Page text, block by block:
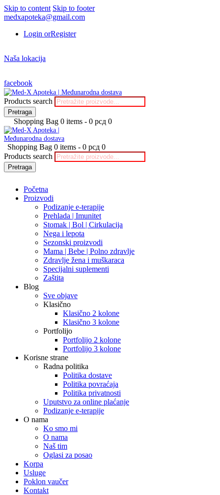
Skip to content Skip to footer
medxapoteka@gmail.com
Login orRegister
Naša lokacija
facebook
Products search
Pretraga
Shopping Bag 0 items - 0 рсд 0
Shopping Bag 0 items - 0 рсд 0
Products search
Pretraga
Početna
Proizvodi
Podizanje e-terapije
Prehlada | Imunitet
Stomak | Bol | Cirkulacija
Nega i lepota
Sezonski proizvodi
Mama | Bebe | Polno zdravlje
Zdravlje žena i muškaraca
Specijalni suplementi
Zaštita
Blog
Sve objave
Klasično
Klasično 2 kolone
Klasično 3 kolone
Portfolijo
Portfolijo 2 kolone
Portfolijo 3 kolone
Korisne strane
Radna politika
Politika dostave
Politika povraćaja
Politika privatnosti
Uputstvo za online plaćanje
Podizanje e-terapije
O nama
Ko smo mi
O nama
Naš tim
Oglasi za posao
Korpa
Usluge
Poklon vaučer
Kontakt